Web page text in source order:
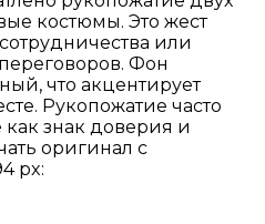
костюмы. Это жест
или
Фон
что акцентирует
Рукопожатие часто
как знак доверия и
оригинал с
px: